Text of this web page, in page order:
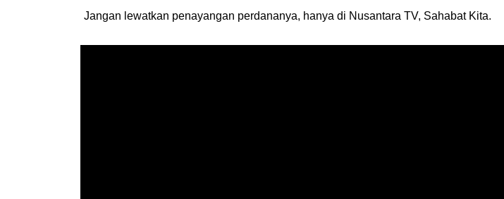
Jangan lewatkan penayangan perdananya, hanya di Nusantara TV, Sahabat Kita.